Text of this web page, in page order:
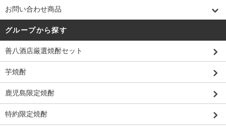
お問い合わせ商品
グループから探す
善八酒店厳選焼酎セット
芋焼酎
鹿児島限定焼酎
特約限定焼酎